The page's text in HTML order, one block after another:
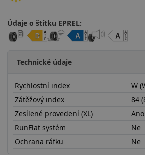
Údaje o štítku EPREL:
Technické údaje
Rychlostní index
W
Zátěžový index
84
Zesílené provedení (XL)
Ano
RunFlat systém
Ne
Ochrana ráfku
Ne